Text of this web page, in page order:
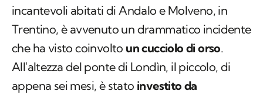
incantevoli abitati di Andalo e Molveno, in
Trentino, è avvenuto un drammatico incidente
che ha visto coinvolto un cucciolo di orso.
All'altezza del ponte di Londìn, il piccolo, di
appena sei mesi, è stato investito da